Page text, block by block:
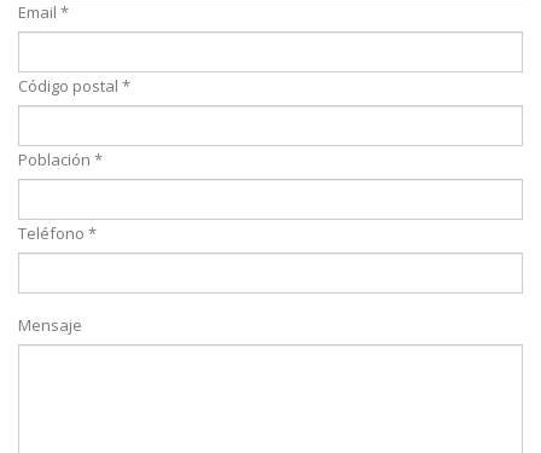
Email *
Código postal *
Población *
Teléfono *
Mensaje